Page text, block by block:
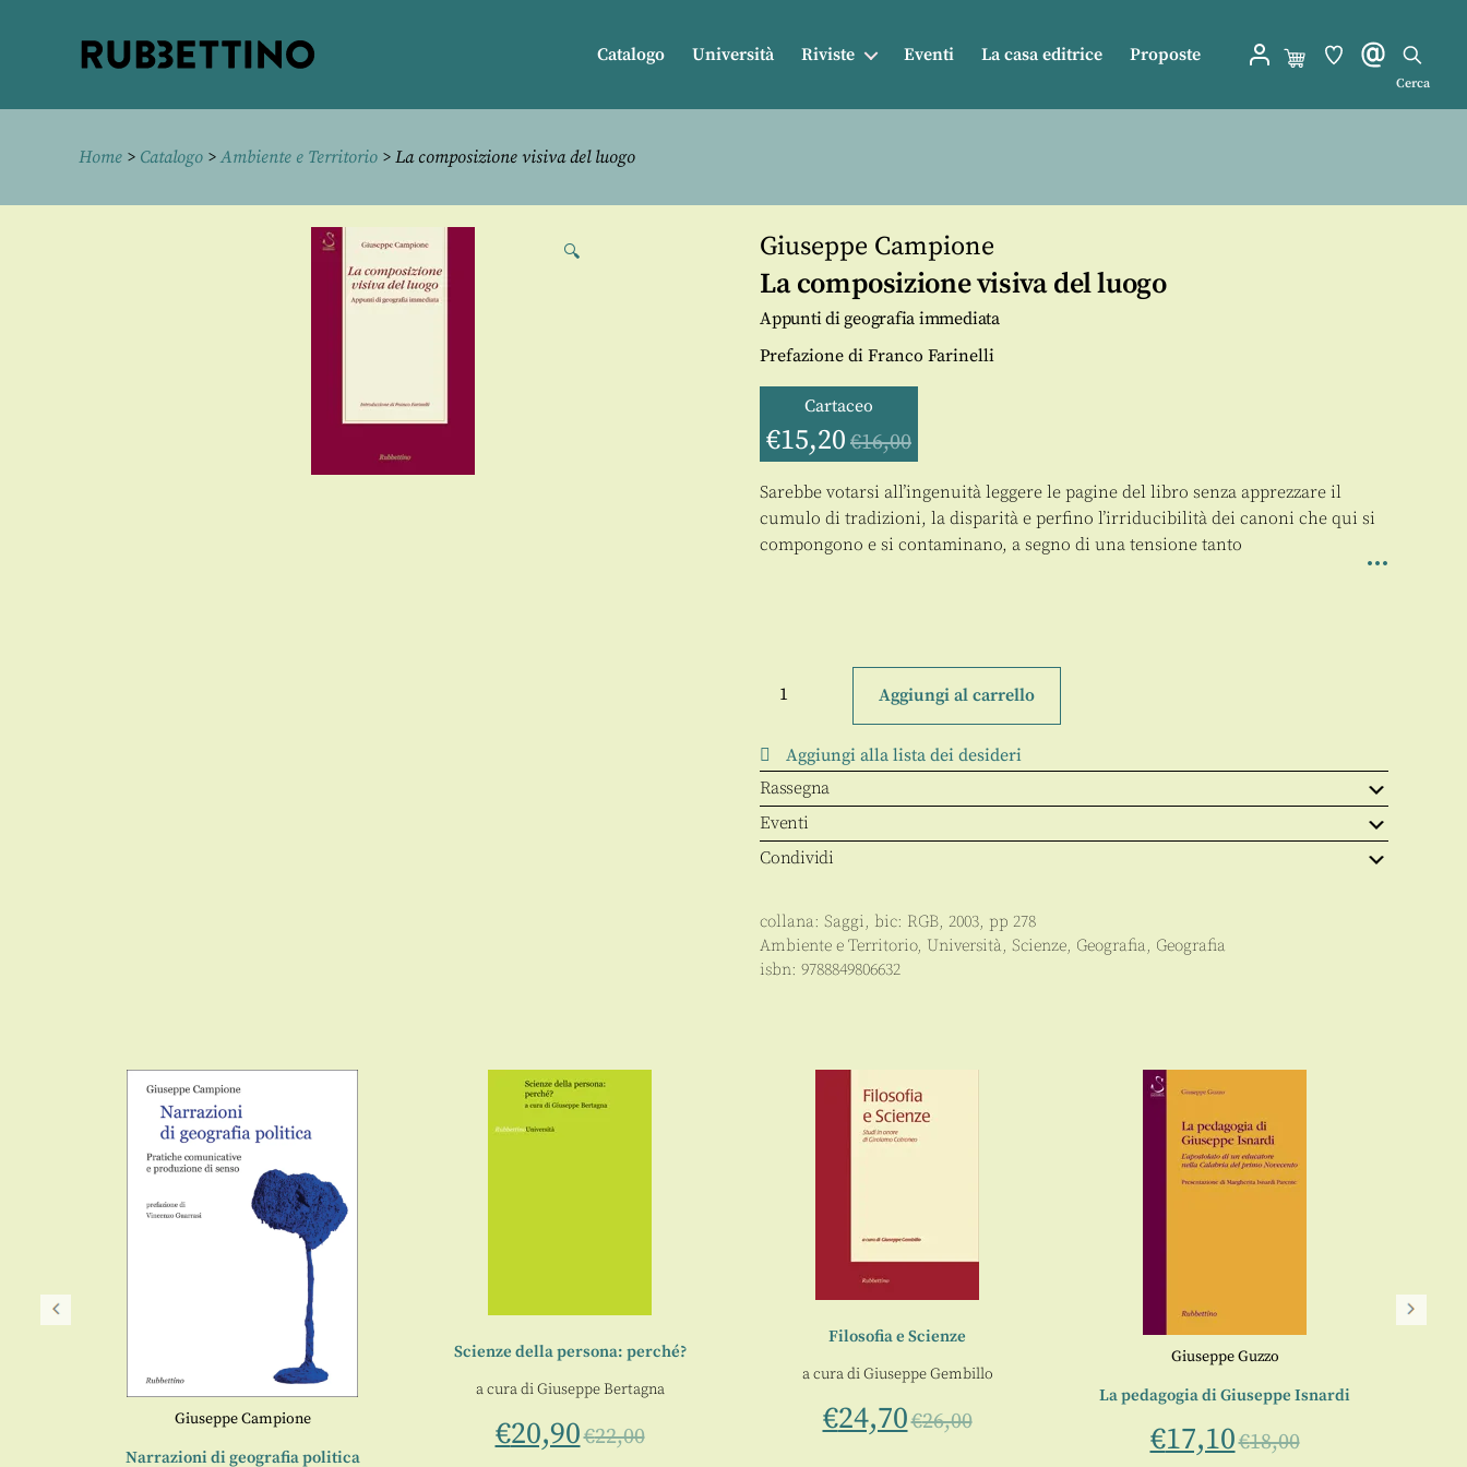
Catalogo Università Riviste Eventi La casa editrice Proposte
Cerca
Home > Catalogo >Ambiente e Territorio > La composizione visiva del luogo
🔍 Giuseppe Campione
La composizione visiva del luogo
Appunti di geografia immediata
Prefazione di Franco Farinelli
Cartaceo
€15,20 €16,00
Sarebbe votarsi all’ingenuità leggere le pagine del libro senza apprezzare il
cumulo di tradizioni, la disparità e perfino l’irriducibilità dei canoni che qui si
compongono e si contaminano, a segno di una tensione tanto
composizione
luogo
quantità
Aggiungi al carrello
Aggiungi alla lista dei desideri
Rassegna
Eventi
Condividi
collana: Saggi, bic: RGB, 2003, pp 278
Ambiente e Territorio, Università, Scienze, Geografia, Geografia
isbn: 9788849806632
Giuseppe Campione
Narrazioni di geografia politica
Scienze della persona: perché?
a cura diGiuseppe Bertagna
€20,90€22,00
Filosofia e Scienze
a cura diGiuseppe Gembillo
€24,70€26,00
Giuseppe Guzzo
La pedagogia di Giuseppe Isnardi
€17,10€18,00